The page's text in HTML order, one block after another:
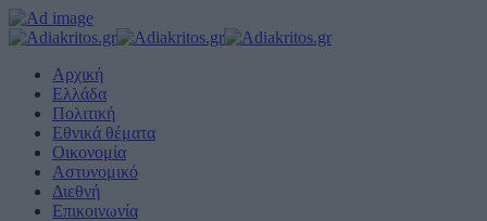
Αρχική
Ελλάδα
Πολιτική
Εθνικά θέματα
Οικονομία
Αστυνομικό
Διεθνή
Επικοινωνία